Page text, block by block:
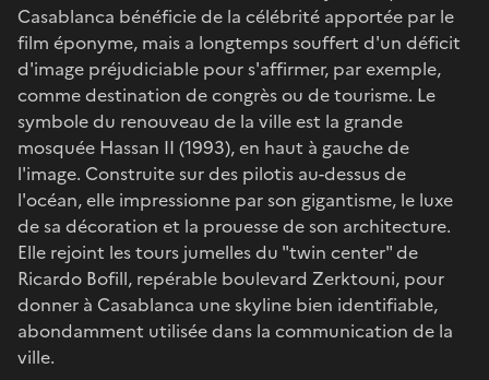
Casablanca bénéficie de la célébrité apportée par le
film éponyme, mais a longtemps souffert d'un déficit
d'image préjudiciable pour s'affirmer, par exemple,
comme destination de congrès ou de tourisme. Le
symbole du renouveau de la ville est la grande
mosquée Hassan II (1993), en haut à gauche de
l'image. Construite sur des pilotis au-dessus de
l'océan, elle impressionne par son gigantisme, le luxe
de sa décoration et la prouesse de son architecture.
Elle rejoint les tours jumelles du "twin center" de
Ricardo Bofill, repérable boulevard Zerktouni, pour
donner à Casablanca une skyline bien identifiable,
abondamment utilisée dans la communication de la
ville.